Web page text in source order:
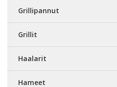
Grillipannut
Grillit
Haalarit
Hameet